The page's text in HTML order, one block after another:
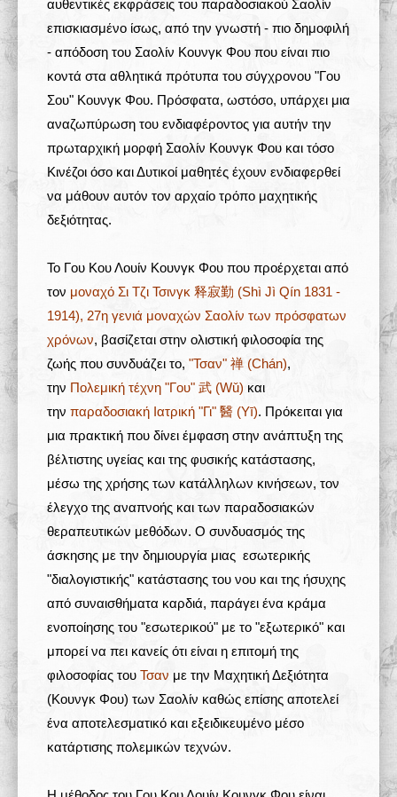
αυθεντικές εκφράσεις του παραδοσιακού Σαολίν
επισκιασμένο ίσως, από την γνωστή - πιο δημοφιλή
- απόδοση του Σαολίν Κουνγκ Φου που είναι πιο
κοντά στα αθλητικά πρότυπα του σύγχρονου "Γου
Σου" Κουνγκ Φου. Πρόσφατα, ωστόσο, υπάρχει μια
αναζωπύρωση του ενδιαφέροντος για αυτήν την
πρωταρχική μορφή Σαολίν Κουνγκ Φου και τόσο
Κινέζοι όσο και Δυτικοί μαθητές έχουν ενδιαφερθεί
να μάθουν αυτόν τον αρχαίο τρόπο μαχητικής
δεξιότητας.
Το Γου Κου Λουίν Κουνγκ Φου που προέρχεται από
τον μοναχό Σι Τζι Τσινγκ 释寂勤 (Shì Jì Qín 1831 -
1914), 27η γενιά μοναχών Σαολίν των πρόσφατων
χρόνων, βασίζεται στην ολιστική φιλοσοφία της
ζωής που συνδυάζει το, "Τσαν" 禅 (Chán),
την Πολεμική τέχνη "Γου" 武 (Wǔ) και
την παραδοσιακή Ιατρική "Γι" 醫 (Yī). Πρόκειται για
μια πρακτική που δίνει έμφαση στην ανάπτυξη της
βέλτιστης υγείας και της φυσικής κατάστασης,
μέσω της χρήσης των κατάλληλων κινήσεων, τον
έλεγχο της αναπνοής και των παραδοσιακών
θεραπευτικών μεθόδων. Ο συνδυασμός της
άσκησης με την δημιουργία μιας εσωτερικής
"διαλογιστικής" κατάστασης του νου και της ήσυχης
από συναισθήματα καρδιά, παράγει ένα κράμα
ενοποίησης του "εσωτερικού" με το "εξωτερικό" και
μπορεί να πει κανείς ότι είναι η επιτομή της
φιλοσοφίας του Τσαν με την Μαχητική Δεξιότητα
(Κουνγκ Φου) των Σαολίν καθώς επίσης αποτελεί
ένα αποτελεσματικό και εξειδικευμένο μέσο
κατάρτισης πολεμικών τεχνών.